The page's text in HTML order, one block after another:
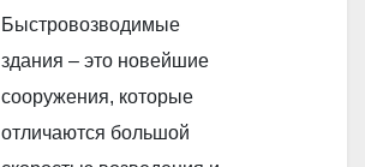
Быстровозводимые
здания – это новейшие
сооружения, которые
отличаются большой